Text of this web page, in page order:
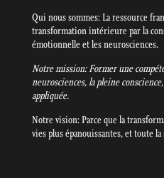
Qui nous sommes: La ressource
transformation intérieure par la
émotionnelle et les neurosciences.
Notre mission: Former une
neurosciences, la pleine
appliquée.
Notre vision: Parce que la
vies plus épanouissantes, et toute